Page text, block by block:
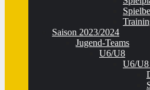
Saison 2023/2024
Jugend-Teams
U6/U8
U6/U8